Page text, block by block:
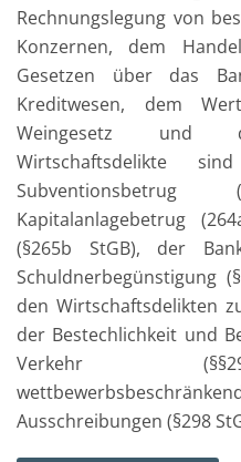
Rechnungslegung von
Konzernen, dem
Gesetzen über das
Kreditwesen, dem
Weingesetz und
Wirtschaftsdelikte
Kapitalanlagebetrug
(§265b StGB), der
Schuldnerbegünstigung
den Wirtschaftsdelikten
der Bestechlichkeit und
Verkehr
Ausschreibungen (§298